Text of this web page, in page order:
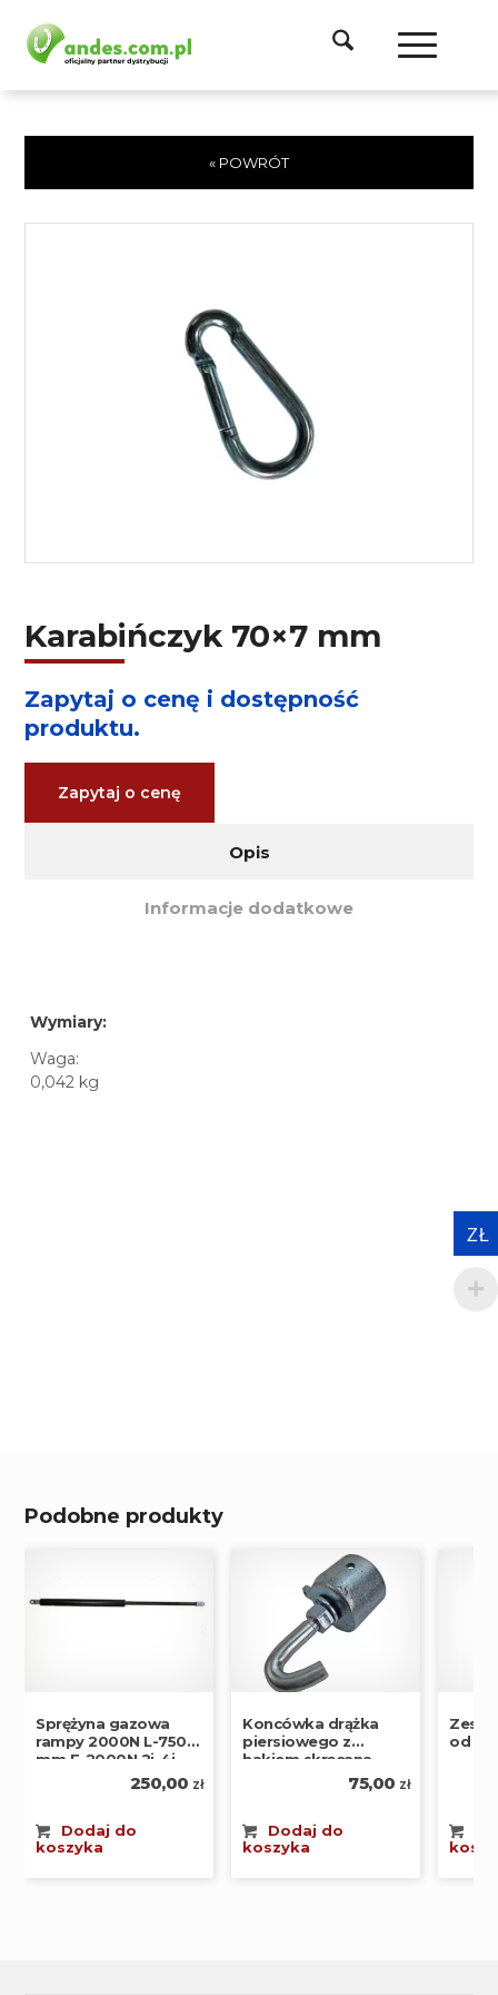
« POWRÓT
Karabińczyk 70×7 mm
Zapytaj o cenę i dostępność
produktu.
Zapytaj o cenę
Opis
Informacje dodatkowe
Wymiary:
Waga:
0,042 kg
Podobne produkty
Sprężyna gazowa
rampy 2000N L-750
mm F-2000N 2i-4i
250,00 zł
Dodaj do
koszyka
Koncówka drążka
piersiowego z
hakiem skręcana
75,00 zł
Dodaj do
koszyka
od
ZŁ